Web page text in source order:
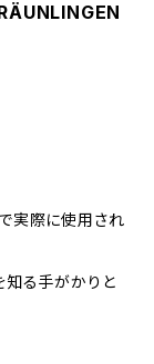
実際に使用され
知る手がかりと